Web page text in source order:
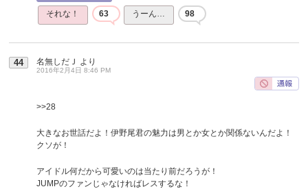
それな！ 63 うーん… 98
44 名無しだＪ より
2016年2月4日 8:46 PM
>>28
大きなお世話だよ！伊野尾君の魅力は男とか女とか関係ないんだよ！
クソが！
アイドル何だから可愛いのは当たり前だろうが！
JUMPのファンじゃなければレスするな！